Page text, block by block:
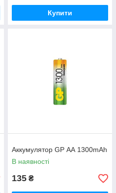
Купити
Аккумулятор GP АА 1300mAh
В наявності
135 ₴